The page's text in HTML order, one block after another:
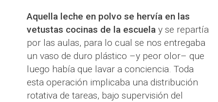
Aquella leche en polvo se hervía en las
vetustas cocinas de la escuela y se repartía
por las aulas, para lo cual se nos entregaba
un vaso de duro plástico –y peor olor– que
luego había que lavar a conciencia. Toda
esta operación implicaba una distribución
rotativa de tareas, bajo supervisión del